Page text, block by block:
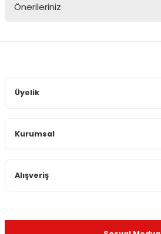
Önerileriniz
Ürün bilgilerinde hatalar bulunuyor.
Üyelik
Kurumsal
Alışveriş